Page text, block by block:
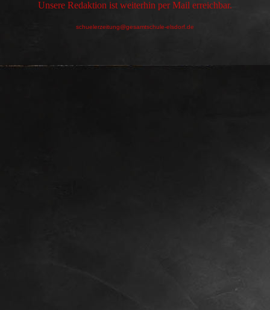
Unsere Redaktion ist weiterhin per Mail erreichbar.
schuelerzeitung@gesamtschule-elsdorf.de